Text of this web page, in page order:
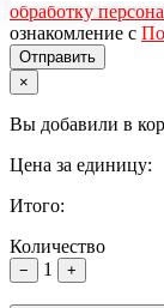
обработку
ознакомление с
×
Вы добавили в
Цена за единицу:
Итого:
Количество
− 1 +